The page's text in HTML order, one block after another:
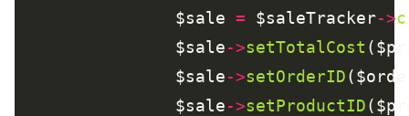
    		    $sale
= $saleTracker->
    		    $sale
->setTotalCost
    		    $sale
->setOrderID
    		    $sale
->setProductID